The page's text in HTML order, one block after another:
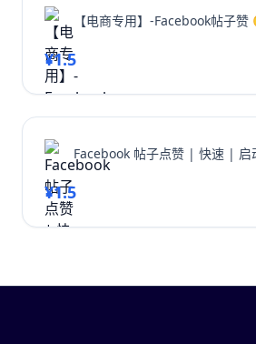
【电商专用】-Facebook帖子
¥1.5
Facebook 帖子点赞 | 快速 | 启
¥1.5